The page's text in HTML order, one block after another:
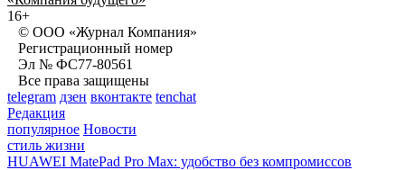
16+
© ООО «Журнал Компания»
Регистрационный номер
Эл № ФС77-80561
Все права защищены
telegram дзен вконтакте tenchat
Редакция
популярное Новости
стиль жизни
HUAWEI MatePad Pro Max: удобство без компромиссов